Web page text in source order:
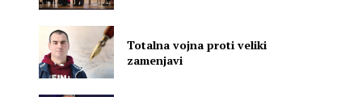
Totalna vojna proti veliki
zamenjavi